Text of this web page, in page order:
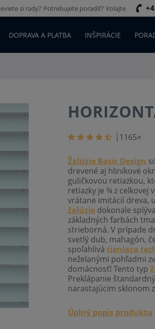
si rady? Potrebujete poradiť? Volajte
DOPRAVA A PLATBA INŠPIRÁCIE
1165×
Žalúzie Basic Design
drevené aj hliníkové
guličkovou retiazkou,
retiazky je ¾ z celkovej
vrátane imitácií dreva,
žalúzie dokonale
základných farbách
strieborná. V prípade
svetlý dub, mahagón,
spoľahlivá tieniaca
neželanými pohľadmi
domácnosť! Tento typ
Preklápanie
narastajúcim sklonom
Úplný popis produktu